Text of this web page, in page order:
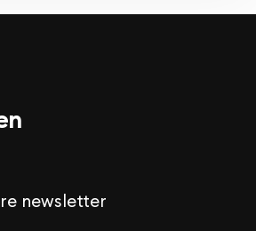
newsletter